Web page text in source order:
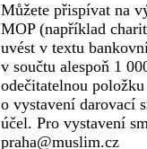
Můžete přispívat na
MOP (například
uvést v textu
v součtu alespoň 1
odečitatelnou
o vystavení darovací
účel. Pro vystavení
praha@muslim.cz